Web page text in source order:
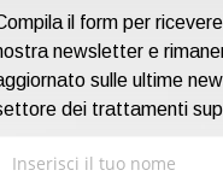
il form per
newsletter e
sulle ultime
dei trattamenti